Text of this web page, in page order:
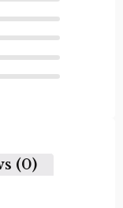
(0)